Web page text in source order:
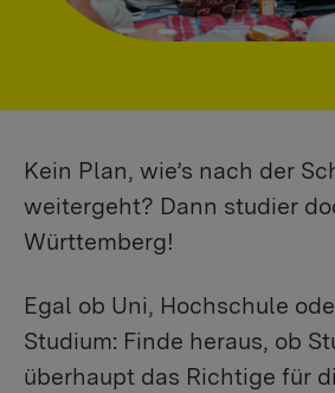
Kein Plan, wie’s nach der
weitergeht? Dann studier
Württemberg!
Egal ob Uni, Hochschule
Studium: Finde heraus, ob
überhaupt das Richtige für